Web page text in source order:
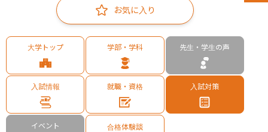
お気に入り
大学トップ 学部・学科 先生・学生の声
入試情報 就職・資格 入試対策
イベント 合格体験談